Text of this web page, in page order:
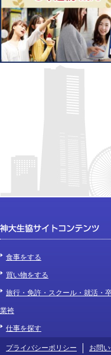
食事をする
買い物をする
旅行・免許・スクール・就活・
業袴
仕事を探す
プライバシーポリシー お問